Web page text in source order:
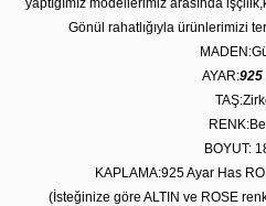
yaptığımız modellerimiz arasında
Gönül rahatlığıyla ürünlerimizi
AYAR:925
BOYUT:
KAPLAMA:925 Ayar Has
(İsteğinize göre ALTIN ve ROSE